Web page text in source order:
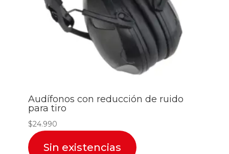
Audífonos con reducción de ruido
para tiro
$24.990
Sin existencias